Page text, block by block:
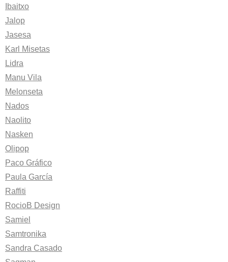
Ibaitxo
Jalop
Jasesa
Karl Misetas
Lidra
Manu Vila
Melonseta
Nados
Naolito
Nasken
Olipop
Paco Gráfico
Paula García
Raffiti
RocioB Design
Samiel
Samtronika
Sandra Casado